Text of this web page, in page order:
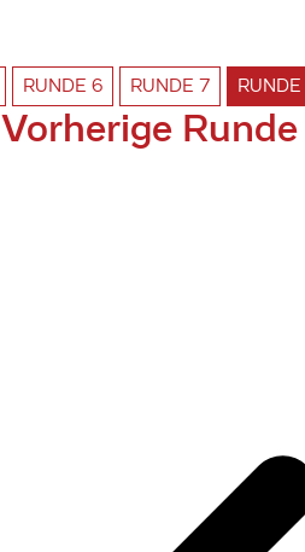
RUNDE 6 RUNDE 7 RUNDE
Vorherige Runde